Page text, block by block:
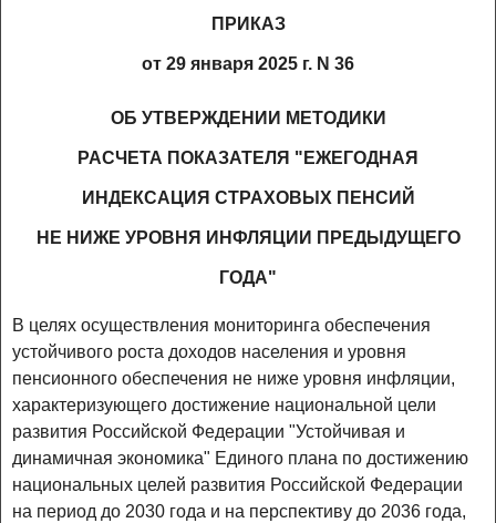
ПРИКАЗ
от 29 января 2025 г. N 36
ОБ УТВЕРЖДЕНИИ МЕТОДИКИ
РАСЧЕТА ПОКАЗАТЕЛЯ "ЕЖЕГОДНАЯ
ИНДЕКСАЦИЯ СТРАХОВЫХ ПЕНСИЙ
НЕ НИЖЕ УРОВНЯ ИНФЛЯЦИИ ПРЕДЫДУЩЕГО
ГОДА"
В целях осуществления мониторинга обеспечения
устойчивого роста доходов населения и уровня
пенсионного обеспечения не ниже уровня инфляции,
характеризующего достижение национальной цели
развития Российской Федерации "Устойчивая и
динамичная экономика" Единого плана по достижению
национальных целей развития Российской Федерации
на период до 2030 года и на перспективу до 2036 года,